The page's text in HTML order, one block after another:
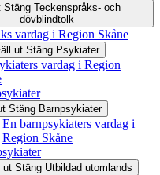
Stäng Teckenspråks- och
dövblindtolk
vardag i Region Skåne
ut Stäng Psykiater
vardag i Region
Stäng Barnpsykiater
En barnpsykiaters vardag i
Region Skåne
ut Stäng Utbildad utomlands